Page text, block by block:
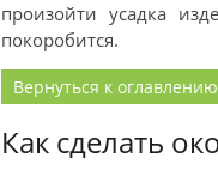
произойти усадка
покоробится.
Вернуться к оглавлению
Как сделать